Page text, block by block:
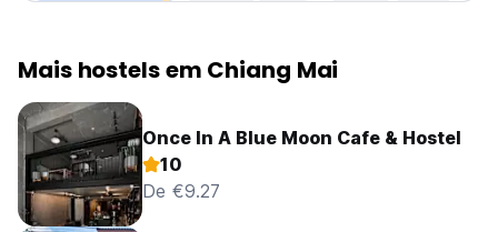
Mais hostels em Chiang Mai
Once In A Blue Moon Cafe & Hostel
10
De €9.27